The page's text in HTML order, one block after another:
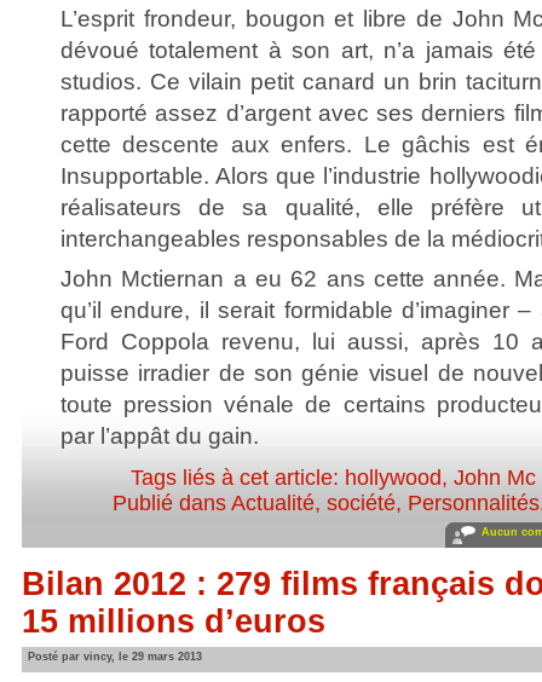
L’esprit frondeur, bougon et libre de John
dévoué totalement à son art, n’a jamais
studios. Ce vilain petit canard un brin
rapporté assez d’argent avec ses derniers
cette descente aux enfers. Le gâchis est
Insupportable. Alors que l’industrie
réalisateurs de sa qualité, elle préfère
interchangeables responsables de la
John Mctiernan a eu 62 ans cette année.
qu’il endure, il serait formidable d’imaginer –
Ford Coppola revenu, lui aussi, après 10
puisse irradier de son génie visuel de
toute pression vénale de certains
par l’appât du gain.
Tags liés à cet article: hollywood,John Mc
Publié dansActualité, société,
Aucun
Bilan 2012 : 279 films français
15 millions d’euros
Posté par vincy, le 29 mars 2013